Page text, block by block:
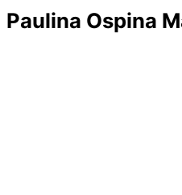
Paulina Ospina